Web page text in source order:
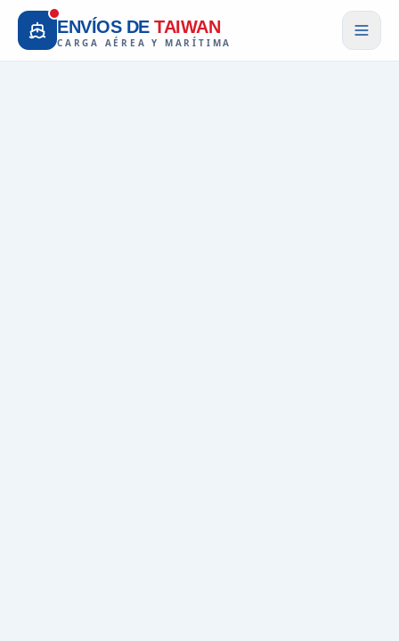
ENVÍOS DE TAIWAN
CARGA AÉREA Y MARÍTIMA